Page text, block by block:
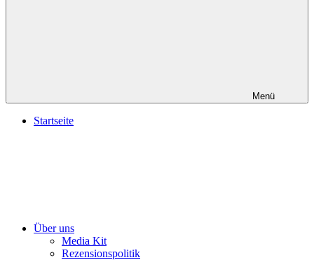
Menü
Startseite
Über uns
Media Kit
Rezensionspolitik